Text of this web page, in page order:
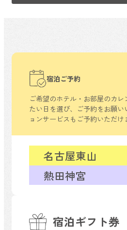
宿泊ギフト券
宿泊ご予約
ご希望のホテル・お部屋のカレ
たい日を選び、ご予約をお願い
ョンサービスもご予約いただけ
熱田神宮
名古屋東山